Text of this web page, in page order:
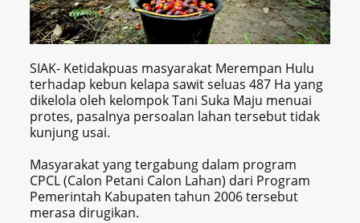
SIAK- Ketidakpuas masyarakat Merempan Hulu
terhadap kebun kelapa sawit seluas 487 Ha yang
dikelola oleh kelompok Tani Suka Maju menuai
protes, pasalnya persoalan lahan tersebut tidak
kunjung usai.
Masyarakat yang tergabung dalam program
CPCL (Calon Petani Calon Lahan) dari Program
Pemerintah Kabupaten tahun 2006 tersebut
merasa dirugikan.